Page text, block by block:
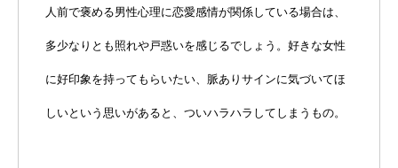
人前で褒める男性心理に恋愛感情が関係している場合は、
多少なりとも照れや戸惑いを感じるでしょう。好きな女性
に好印象を持ってもらいたい、脈ありサインに気づいてほ
しいという思いがあると、ついハラハラしてしまうもの。